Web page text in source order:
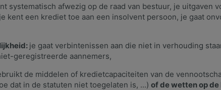
systematisch afwezig op de raad van bestuur, je uitgaven
kent een krediet toe aan een insolvent persoon, je gaat
je gaat verbintenissen aan die niet in verhouding
geregistreerde aannemers,
de middelen of kredietcapaciteiten van de
dat in de statuten niet toegelaten is, ...) of de wetten op